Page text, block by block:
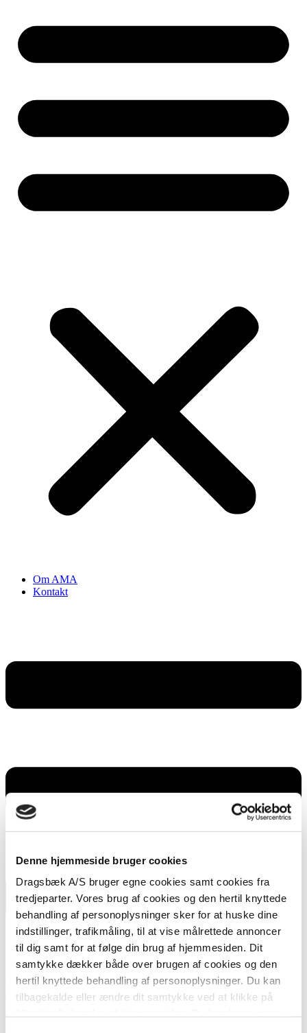
Denne hjemmeside bruger cookies
Dragsbæk A/S bruger egne cookies samt cookies fra
tredjeparter. Vores brug af cookies og den hertil knyttede
behandling af personoplysninger sker for at huske dine
indstillinger, trafikmåling, til at vise målrettede annoncer
til dig samt for at følge din brug af hjemmesiden. Dit
samtykke dækker både over brugen af cookies og den
hertil knyttede behandling af personoplysninger. Du kan
tilbagekalde eller ændre dit samtykke ved at klikke på
Om AMA
Kontakt
Lækre pandekager med citron
og vanilje